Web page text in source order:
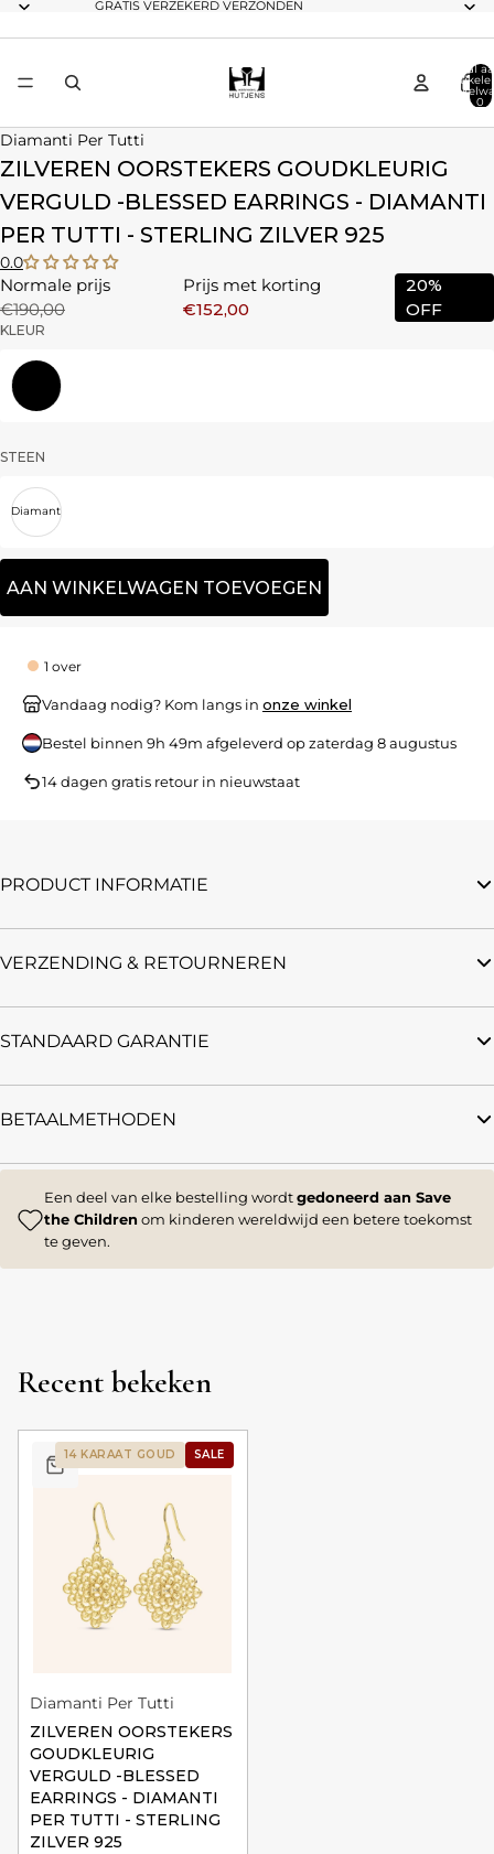
GRATIS VERZEKERD VERZONDEN
Totaal
0
Diamanti Per Tutti
ZILVEREN OORSTEKERS GOUDKLEURIG
VERGULD -BLESSED EARRINGS - DIAMANTI
PER TUTTI - STERLING ZILVER 925
0.0
Normale prijs
€190,00
Prijs met korting
€152,00
20%
OFF
KLEUR
STEEN
Diamant
AAN WINKELWAGEN TOEVOEGEN
1 over
Vandaag nodig? Kom langs in onze winkel
Bestel binnen 9h 49m afgeleverd opzaterdag 8 augustus
14 dagen gratis retour in nieuwstaat
PRODUCT INFORMATIE
VERZENDING & RETOURNEREN
STANDAARD GARANTIE
BETAALMETHODEN
Een deel van elke bestelling wordtgedoneerd aan Save
the Children om kinderen wereldwijd een betere toekomst
te geven.
Recent bekeken
SALE
14 KARAAT GOUD
Diamanti Per Tutti
ZILVEREN OORSTEKERS
GOUDKLEURIG
VERGULD -BLESSED
EARRINGS - DIAMANTI
PER TUTTI - STERLING
ZILVER 925